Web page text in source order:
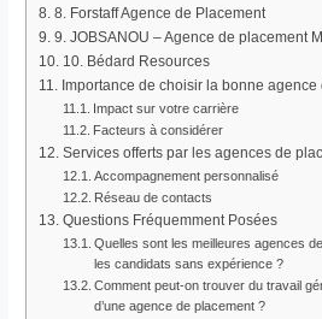
8. Forstaff Agence de Placement
9. JOBSANOU – Agence de placement
10. Bédard Resources
Importance de choisir la bonne agence
Impact sur votre carrière
Facteurs à considérer
Services offerts par les agences de
Accompagnement personnalisé
Réseau de contacts
Questions Fréquemment Posées
Quelles sont les meilleures agences
les candidats sans expérience ?
Comment peut-on trouver du travail
d’une agence de placement ?